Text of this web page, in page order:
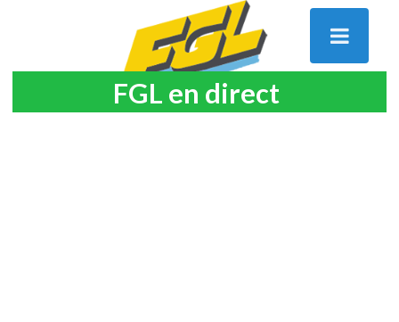
FGL en direct